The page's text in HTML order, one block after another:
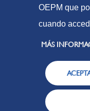
OEPM que
cuando
MÁS